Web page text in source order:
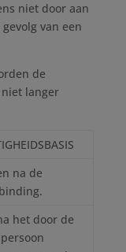
niet door aan
van een
de
niet langer
na de
het door de